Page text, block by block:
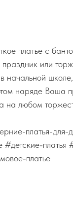
платье с
или
начальной
наряде Ваша
на любом
платья-
платья
платье